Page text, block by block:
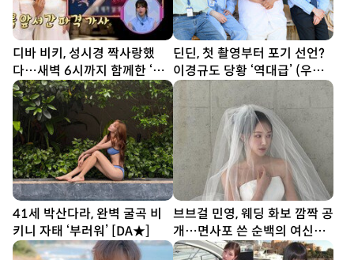
디바 비키, 성시경 짝사랑했
다…새벽 6시까지 함께한 ‘설
렁탕 엔딩’(힛트쏭)
딘딘, 첫 촬영부터 포기 선언?
이경규도 당황 ‘역대급’ (우리
동네 전성시대)
41세 박산다라, 완벽 굴곡 비
키니 자태 ‘부러워’ [DA★]
브브걸 민영, 웨딩 화보 깜짝 공
개…면사포 쓴 순백의 여신
[DA★]